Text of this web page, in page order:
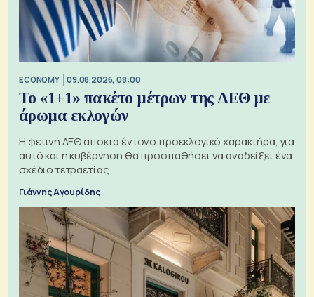
ECONOMY 09.08.2026, 08:00
Το «1+1» πακέτο μέτρων της ΔΕΘ με
άρωμα εκλογών
Η φετινή ΔΕΘ αποκτά έντονο προεκλογικό χαρακτήρα, για
αυτό και η κυβέρνηση θα προσπαθήσει να αναδείξει ένα
σχέδιο τετραετίας
Γιάννης Αγουρίδης